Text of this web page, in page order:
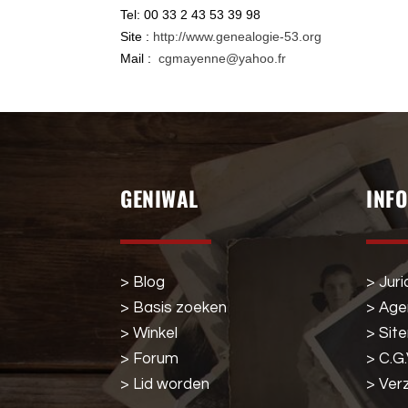
Tel: 00 33 2 43 53 39 98
Site : http://www.genealogie-53.org
Mail : cgmayenne@yahoo.fr
GENIWAL
> Blog
> Basis zoeken
> Winkel
> Forum
> Lid worden
>
>
>
>
>